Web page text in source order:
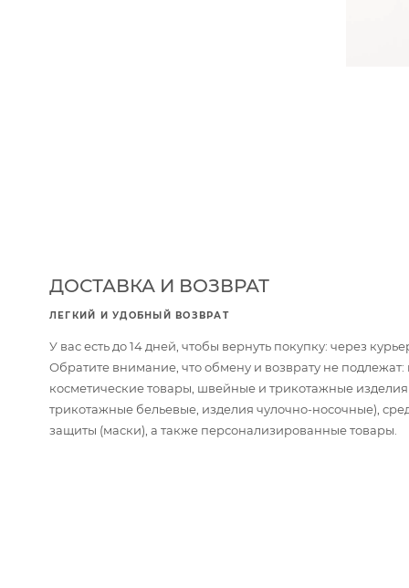
ДОСТАВКА И ВОЗВРАТ
ЛЕГКИЙ И УДОБНЫЙ ВОЗВРАТ
У вас есть до 14 дней, чтобы вернуть покупку: через
Обратите внимание, что обмену и возврату не
косметические товары, швейные и трикотажные
трикотажные бельевые, изделия чулочно-носочные),
защиты (маски), а также персонализированные товары.